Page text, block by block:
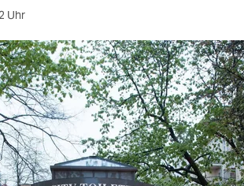
Uhr